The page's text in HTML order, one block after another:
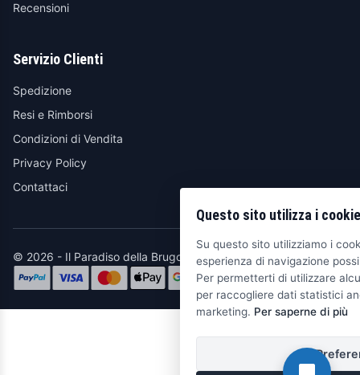
Recensioni
Servizio Clienti
Spedizione
Resi e Rimborsi
Condizioni di Vendita
Privacy Policy
Contattaci
© 2026 - Il Paradiso della Brugola
Questo sito utilizza i cookie
Su questo sito utilizziamo i
esperienza di navigazione
Per permetterti di utilizzare
per raccogliere dati statistici
marketing. Per saperne di più